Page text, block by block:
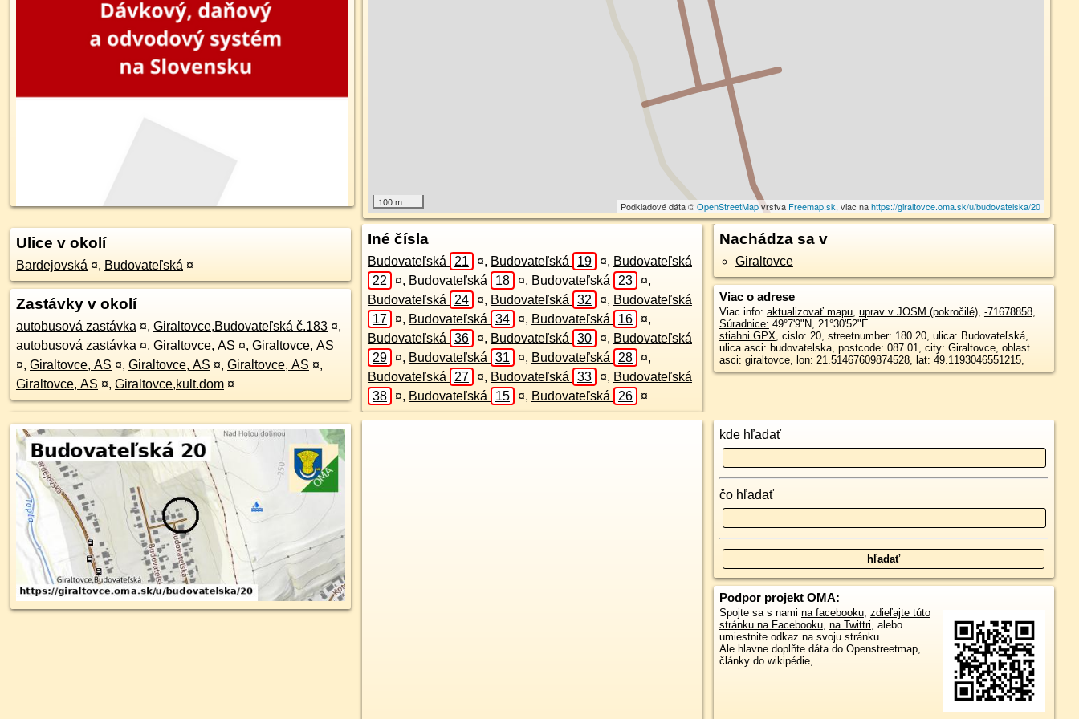
100 m Podkladové dáta ©OpenStreetMapvrstva Freemap.sk, viac nahttps://giraltovce.oma.sk/u/budovatelska/20
Ulice v okolí
Bardejovská ¤, Budovateľská ¤
Zastávky v okolí
autobusová zastávka ¤, Giraltovce,Budovateľská č.183 ¤,
autobusová zastávka ¤, Giraltovce, AS ¤, Giraltovce, AS
¤, Giraltovce, AS ¤, Giraltovce, AS ¤, Giraltovce, AS ¤,
Giraltovce, AS ¤, Giraltovce,kult.dom ¤
Iné čísla
Budovateľská 21 ¤, Budovateľská 19 ¤, Budovateľská
22
¤, Budovateľská 18 ¤, Budovateľská 23 ¤,
Budovateľská
24 ¤, Budovateľská 32 ¤, Budovateľská
17
¤, Budovateľská 34 ¤, Budovateľská 16 ¤,
Budovateľská
36 ¤, Budovateľská 30 ¤, Budovateľská
29
¤, Budovateľská 31 ¤, Budovateľská 28 ¤,
Budovateľská
27 ¤, Budovateľská 33 ¤, Budovateľská
38
¤, Budovateľská 15 ¤, Budovateľská 26 ¤
Nachádza sa v
Giraltovce
Viac o adrese
Viac info: aktualizovať mapu, uprav v JOSM (pokročilé), -71678858,
Súradnice: 49°7'9"N, 21°30'52"E
stiahni GPX, cislo: 20, streetnumber: 180 20, ulica: Budovateľská,
ulica asci: budovatelska, postcode: 087 01, city: Giraltovce, oblast
asci: giraltovce, lon: 21.51467609874528, lat: 49.1193046551215,
kde hľadať
čo hľadať
Podpor projekt OMA:
Spojte sa s nami na facebooku, zdieľajte túto
stránku na Facebooku, na Twittri, alebo
umiestnite odkaz na svoju stránku.
Ale hlavne doplňte dáta do Openstreetmap,
články do wikipédie, ...